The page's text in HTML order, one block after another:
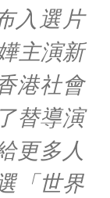
入選片
主演新
港社會
替導演
更多人
「世界